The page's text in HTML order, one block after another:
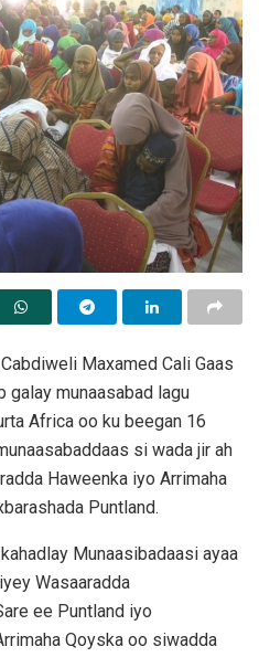
Maxamed Cali Gaas
galay munaasabad lagu
Africa oo ku beegan 16
si wada jir ah
Haweenka iyo Arrimaha
Puntland.
Munaasibadaasi ayaa
Wasaaradda
ee Puntland iyo
Qoyska oo siwadda